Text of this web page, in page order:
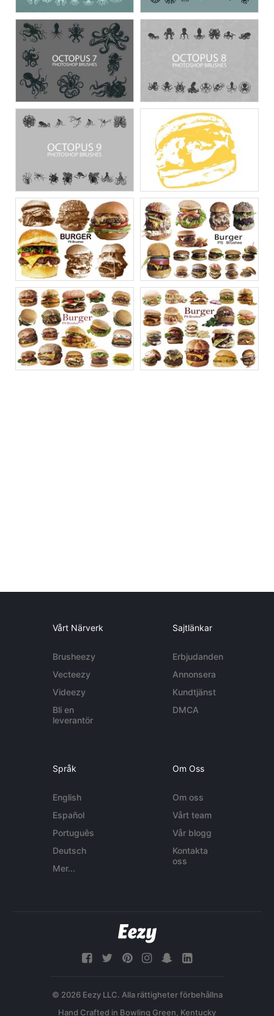
Vårt Närverk
Brusheezy
Vecteezy
Videezy
Bli en
leverantör
Sajtlänkar
Erbjudanden
Annonsera
Kundtjänst
DMCA
Språk
English
Español
Português
Deutsch
Mer...
Om Oss
Om oss
Vårt team
Vår blogg
Kontakta
oss
© 2026 Eezy LLC. Alla rättigheter förbehållna